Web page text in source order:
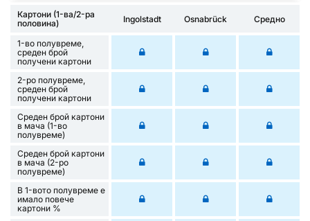
Картони (1-ва/2-ра
половина)
Ingolstadt Osnabrück Средно
1-во полувреме,
среден брой
получени картони
2-ро полувреме,
среден брой
получени картони
Среден брой картони
в мача (1-во
полувреме)
Среден брой картони
в мача (2-ро
полувреме)
В 1-вото полувреме е
имало повече
картони %